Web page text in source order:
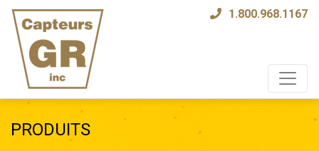
1.800.968.1167
PRODUITS